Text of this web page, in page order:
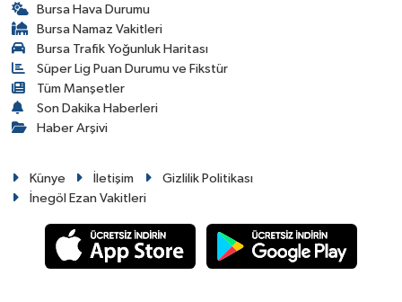
Bursa Hava Durumu
Bursa Namaz Vakitleri
Bursa Trafik Yoğunluk Haritası
Süper Lig Puan Durumu ve Fikstür
Tüm Manşetler
Son Dakika Haberleri
Haber Arşivi
Künye İletişim
Gizlilik Politikası
İnegöl Ezan Vakitleri